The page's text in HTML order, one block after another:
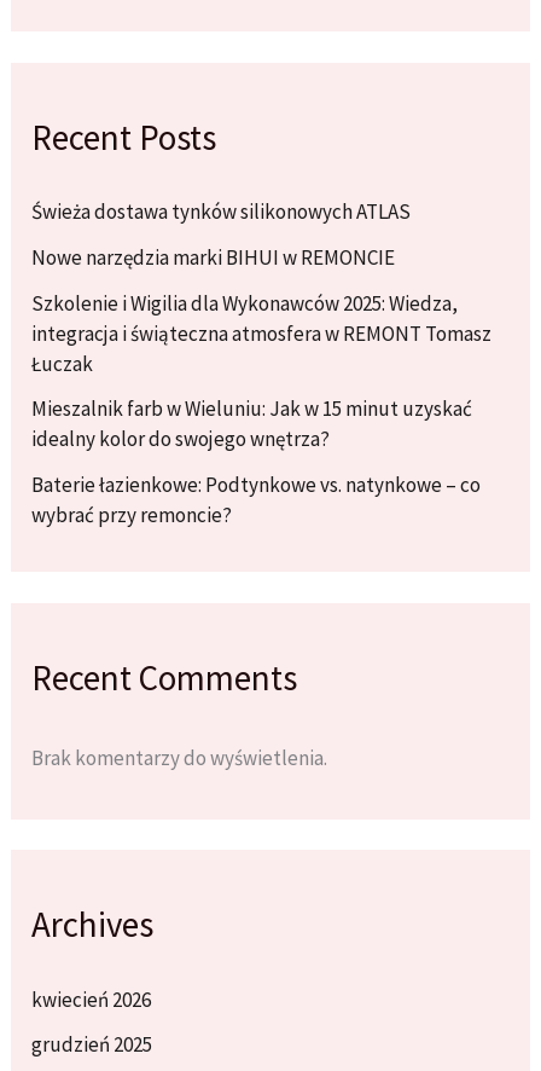
Recent Posts
Świeża dostawa tynków silikonowych ATLAS
Nowe narzędzia marki BIHUI w REMONCIE
Szkolenie i Wigilia dla Wykonawców 2025: Wiedza,
integracja i świąteczna atmosfera w REMONT Tomasz
Łuczak
Mieszalnik farb w Wieluniu: Jak w 15 minut uzyskać
idealny kolor do swojego wnętrza?
Baterie łazienkowe: Podtynkowe vs. natynkowe – co
wybrać przy remoncie?
Recent Comments
Brak komentarzy do wyświetlenia.
Archives
kwiecień 2026
grudzień 2025